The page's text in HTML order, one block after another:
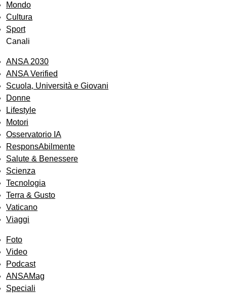
Mondo
Cultura
Sport
Canali
ANSA 2030
ANSA Verified
Scuola, Università e Giovani
Donne
Lifestyle
Motori
Osservatorio IA
ResponsAbilmente
Salute & Benessere
Scienza
Tecnologia
Terra & Gusto
Vaticano
Viaggi
Foto
Video
Podcast
ANSAMag
Speciali